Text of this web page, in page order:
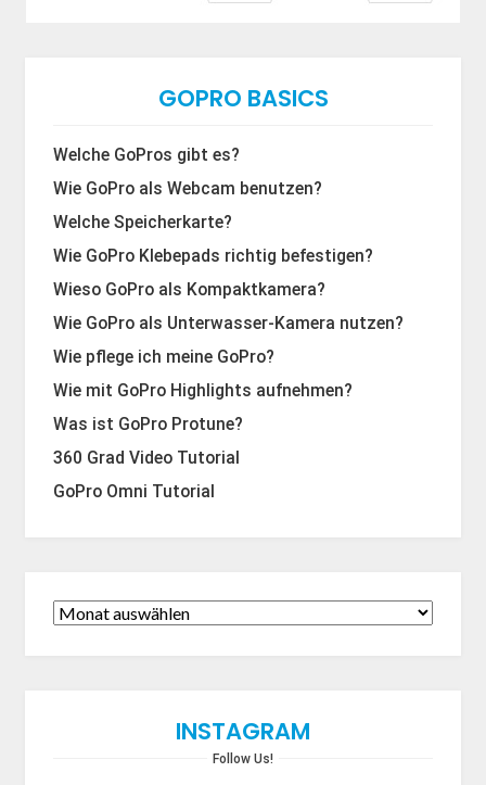
GOPRO BASICS
Welche GoPros gibt es?
Wie GoPro als Webcam benutzen?
Welche Speicherkarte?
Wie GoPro Klebepads richtig befestigen?
Wieso GoPro als Kompaktkamera?
Wie GoPro als Unterwasser-Kamera nutzen?
Wie pflege ich meine GoPro?
Wie mit GoPro Highlights aufnehmen?
Was ist GoPro Protune?
360 Grad Video Tutorial
GoPro Omni Tutorial
INSTAGRAM
Follow Us!